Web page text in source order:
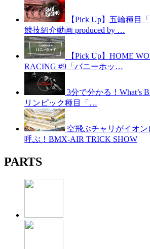
【Pick Up】五輪種目
競技紹介動画 produced by …
【Pick Up】HOME
RACING #9「バニーホッ…
3分で分かる！What’s
リンピック種目「…
空飛ぶチャリがイオ
呼ぶ！BMX-AIR TRICK SHOW
PARTS